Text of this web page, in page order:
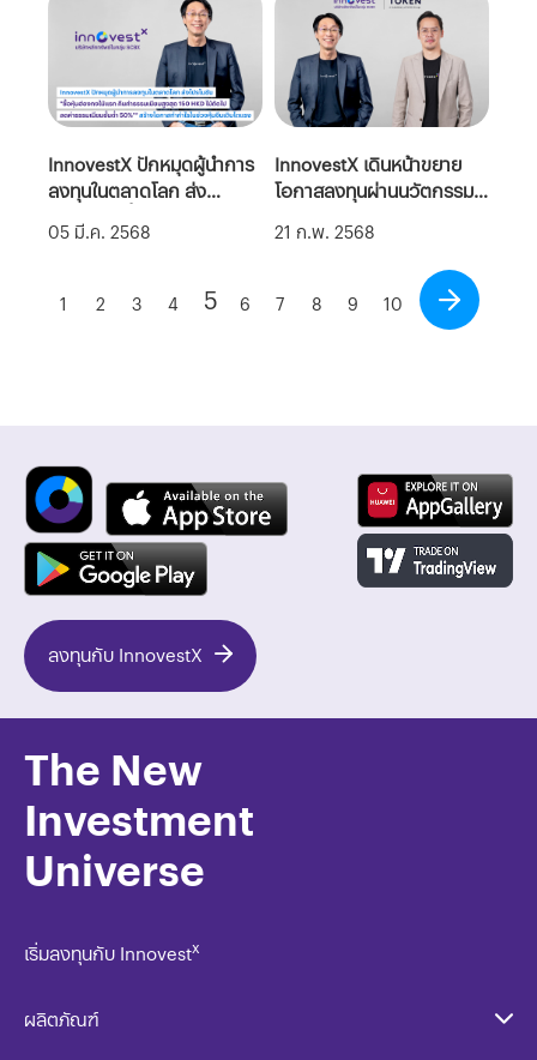
InnovestX ปักหมุดผู้นำการ
ลงทุนในตลาดโลก ส่ง
โปรโมชัน "ซื้อหุ้นฮ่องกงไม้
แรก คืนค่าธรรมเนียมสูงสุด
ธรรมเนียมขั้นต่ำ 50%"*
05 มี.ค. 2568
InnovestX เดินหน้าขยาย
โอกาสลงทุนผ่านนวัตกรรม
กำลัง Token X ส่ง
Summer Point Token
(SUMX) ที่มีอสังหาฯ
ศักยภาพสูงเป็นสินทรัพย์
21 ก.พ. 2568
1 2 3 4 5 6 7 8 9 10
ลงทุนกับ InnovestX
The New
Investment
Universe
เริ่มลงทุนกับ Innovestx
ผลิตภัณฑ์